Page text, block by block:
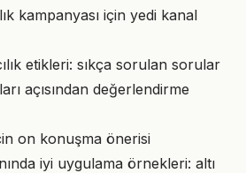
kampanyası için yedi kanal
etikleri: sıkça sorulan sorular
açısından değerlendirme
on konuşma önerisi
iyi uygulama örnekleri: altı